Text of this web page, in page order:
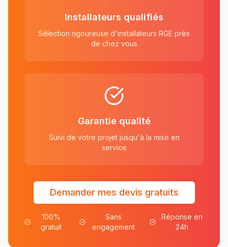
Installateurs qualifiés
Sélection rigoureuse d'installateurs RGE près
de chez vous
Garantie qualité
Suivi de votre projet jusqu'à la mise en
service
Demander mes devis gratuits
100%
gratuit
Sans
engagement
Réponse en
24h